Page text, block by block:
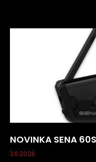
NOVINKA SENA
3.6.2026